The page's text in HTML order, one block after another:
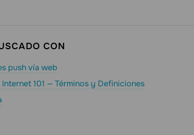
CON
push vía web
101 — Términos y Definiciones